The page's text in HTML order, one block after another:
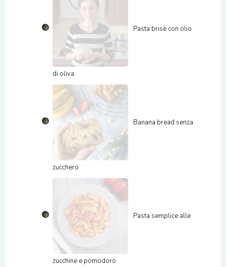
Pasta brisè con olio
di oliva
Banana bread senza
zucchero
Pasta semplice alle
zucchine e pomodoro